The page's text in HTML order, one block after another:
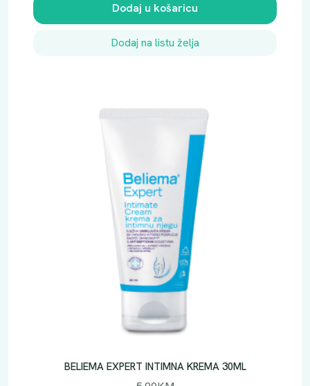
Dodaj u košaricu
Dodaj na listu želja
BELIEMA EXPERT INTIMNA KREMA 30ML